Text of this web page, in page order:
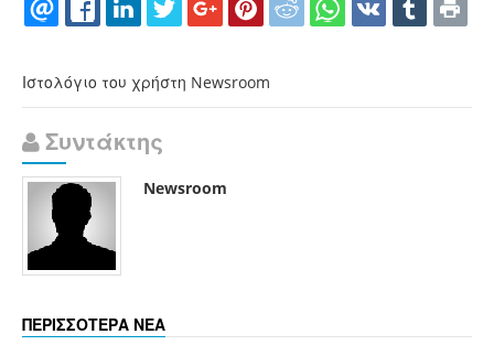
Ιστολόγιο του χρήστη Newsroom
Συντάκτης
Newsroom
ΠΕΡΙΣΣΟΤΕΡΑ ΝΕΑ